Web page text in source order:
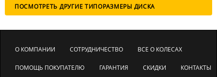
ПОСМОТРЕТЬ ДРУГИЕ ТИПОРАЗМЕРЫ ДИСКА
О КОМПАНИИ СОТРУДНИЧЕСТВО ВСЕ О КОЛЕСАХ
ПОМОЩЬ ПОКУПАТЕЛЮ ГАРАНТИЯ СКИДКИ КОНТАКТЫ